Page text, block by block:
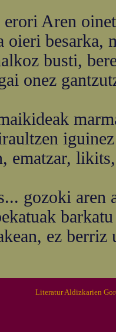
erori Aren
oieri besarka,
busti,
onez
ematzar,
gozoki aren
ez berriz
Literatur Aldizkarien